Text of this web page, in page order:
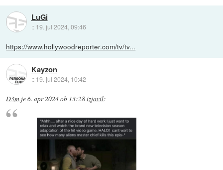
LuGi
:: 19. jul 2024, 09:46
https://www.hollywoodreporter.com/tv/tv...
Kayzon
:: 19. jul 2024, 10:42
D3m je6. apr 2024 ob 13:28izjavil: